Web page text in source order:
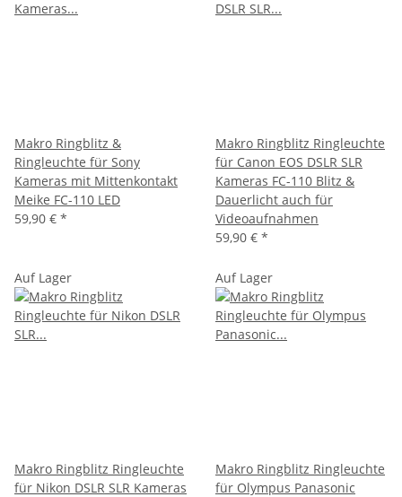
Makro Ringblitz &
Ringleuchte für Sony
Kameras mit Mittenkontakt
Meike FC-110 LED
59,90 € *
Makro Ringblitz Ringleuchte
für Canon EOS DSLR SLR
Kameras FC-110 Blitz &
Dauerlicht auch für
Videoaufnahmen
59,90 € *
Auf Lager
Makro Ringblitz Ringleuchte
für Nikon DSLR SLR Kameras
Auf Lager
Makro Ringblitz Ringleuchte
für Olympus Panasonic